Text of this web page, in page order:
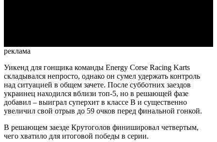
реклама
Уикенд для гонщика команды Energy Corse Racing Karts
складывался непросто, однако он сумел удержать контроль
над ситуацией в общем зачете. После субботних заездов
украинец находился вблизи топ-5, но в решающей фазе
добавил – выиграл суперхит в классе B и существенно
увеличил свой отрыв до 59 очков перед финальной гонкой.
В решающем заезде Крутоголов финишировал четвертым,
чего хватило для итоговой победы в серии.